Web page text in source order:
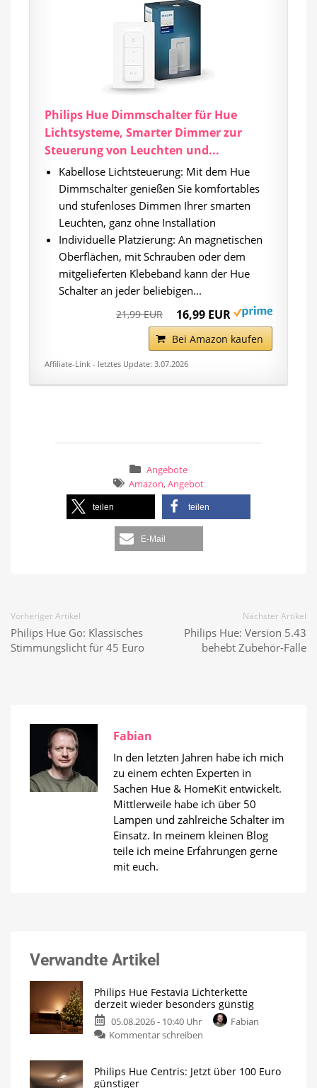
Philips Hue Dimmschalter für Hue
Lichtsysteme, Smarter Dimmer zur
Steuerung von Leuchten und...
Kabellose Lichtsteuerung: Mit dem Hue
Dimmschalter genießen Sie komfortables
und stufenloses Dimmen Ihrer smarten
Leuchten, ganz ohne Installation
Individuelle Platzierung: An magnetischen
Oberflächen, mit Schrauben oder dem
mitgelieferten Klebeband kann der Hue
Schalter an jeder beliebigen...
21,99 EUR 16,99 EUR
Bei Amazon kaufen
Affiliate-Link - letztes Update: 3.07.2026
Angebote
Amazon,Angebot
teilen teilen
E-Mail
Vorheriger Artikel
Philips Hue Go: Klassisches
Stimmungslicht für 45 Euro
Nächster Artikel
Philips Hue: Version 5.43
behebt Zubehör-Falle
Fabian
In den letzten Jahren habe ich mich
zu einem echten Experten in
Sachen Hue & HomeKit entwickelt.
Mittlerweile habe ich über 50
Lampen und zahlreiche Schalter im
Einsatz. In meinem kleinen Blog
teile ich meine Erfahrungen gerne
mit euch.
Verwandte Artikel
Philips Hue Festavia Lichterkette
derzeit wieder besonders günstig
05.08.2026 - 10:40 Uhr
Fabian
Kommentar schreiben
Festavia
Philips Hue Centris: Jetzt über 100 Euro
günstiger